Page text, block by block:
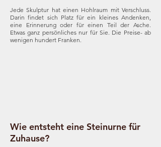
Jede Skulptur hat einen Hohlraum mit Verschluss.
Darin findet sich Platz für ein kleines Andenken,
eine Erinnerung oder für einen Teil der Asche.
Etwas ganz persönliches nur für Sie. Die Preise- ab
wenigen hundert Franken.
Wie entsteht eine Steinurne für
Zuhause?